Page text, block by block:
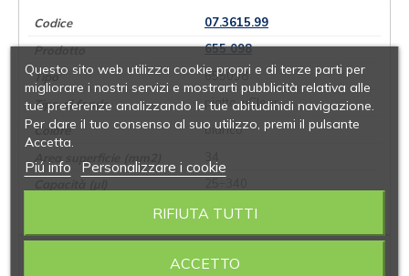
07.3615.99
655 098
655098
piatto, µClear
bianco
8x4
07.3616.99
Questo sito web utilizza cookie propri e di terze parti per
migliorare i nostri servizi e mostrarti pubblicità relativa alle
tue preferenze analizzando le tue abitudinidi navigazione.
Per dare il tuo consenso al suo utilizzo, premi il pulsante
Accetta.
Piú info Personalizzare i cookie
RIFIUTA TUTTI
ACCETTO